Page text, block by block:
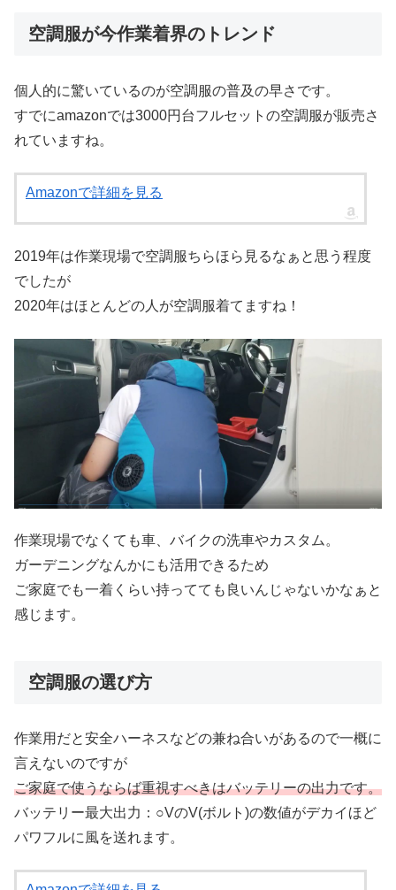
空調服が今作業着界のトレンド
個人的に驚いているのが空調服の普及の早さです。
すでにamazonでは3000円台フルセットの空調服が販売さ
れていますね。
Amazonで詳細を見る
2019年は作業現場で空調服ちらほら見るなぁと思う程度
でしたが
2020年はほとんどの人が空調服着てますね！
作業現場でなくても車、バイクの洗車やカスタム。
ガーデニングなんかにも活用できるため
ご家庭でも一着くらい持ってても良いんじゃないかなぁと
感じます。
空調服の選び方
作業用だと安全ハーネスなどの兼ね合いがあるので一概に
言えないのですが
ご家庭で使うならば重視すべきはバッテリーの出力です。
バッテリー最大出力：○VのV(ボルト)の数値がデカイほど
パワフルに風を送れます。